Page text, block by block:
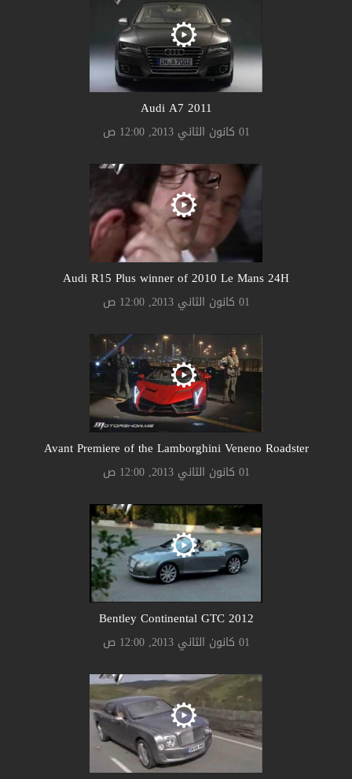
Audi A7 2011
01 كانون الثاني 2013, 12:00 ص
Audi R15 Plus winner of 2010 Le Mans 24H
01 كانون الثاني 2013, 12:00 ص
Avant Premiere of the Lamborghini Veneno Roadster
01 كانون الثاني 2013, 12:00 ص
Bentley Continental GTC 2012
01 كانون الثاني 2013, 12:00 ص